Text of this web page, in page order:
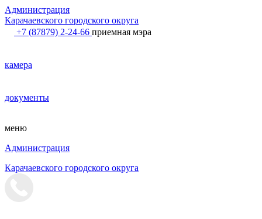
Администрация
Карачаевского городского округа
+7 (87879) 2-24-66 приемная мэра
камера
документы
меню
Администрация
Карачаевского городского округа